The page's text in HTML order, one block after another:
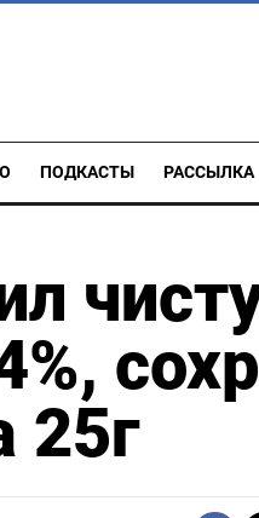
ПОДКАСТЫ РАССЫЛКА
25г